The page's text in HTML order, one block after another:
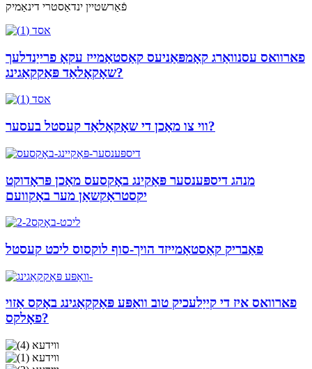
פֿאַרשטיין ינדאַסטרי דינאַמיק
פארוואס עסנוואַרג קאָמפּאַניעס קאַסטאַמייז עקאָ פרייַנדלעך
שאָקאָלאַד פּאַקקאַגינג?
ווי צו מאַכן די שאָקאָלאַד קעסטל בעסער?
מנהג דיספּענסער פּאַקינג באָקסעס מאַכן פּראָדוקט
יקסטראַקשאַן מער באַקוועם
פאַבריק קאַסטאַמייזד הויך-סוף לוקסוס ליכט קעסטל
פארוואס איז די קייַלעכיק טוב וואַפּע פּאַקקאַגינג באָקס אַזוי
פאָלקס?